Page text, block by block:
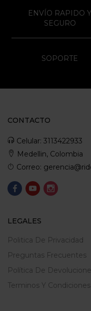
ENVÍO RAPIDO Y
SEGURO
SOPORTE
CONTACTO
Celular: 3113422933
Medellin, Colombia
Correo:
LEGALES
Politica De Privacidad
Preguntas Frecuentes
Política De
Terminos Y Condiciones